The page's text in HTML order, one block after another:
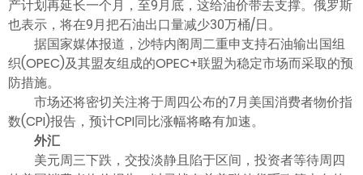
产计划再延长一个月，至9月底，这给油价带去支撑。俄罗斯
也表示，将在9月把石油出口量减少30万桶/日。
据国家媒体报道，沙特内阁周二重申支持石油输出国组
织(OPEC)及其盟友组成的OPEC+联盟为稳定市场而采取的预
防措施。
市场还将密切关注将于周四公布的7月美国消费者物价指
数(CPI)报告，预计CPI同比涨幅将略有加速。
外汇
美元周三下跌，交投淡静且陷于区间，投资者等待周四